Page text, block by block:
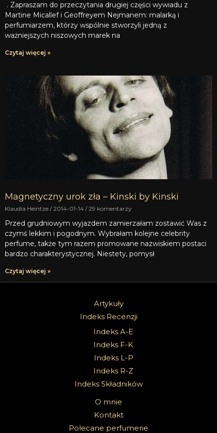
. Zapraszam do przeczytania drugiej części wywiadu z
Martine Micallef i Geoffreyem Nejmanem: malarką i
perfumiarzem, którzy wspólnie stworzyli jedną z
ważniejszych niszowych marek na
Czytaj więcej »
Magnetyczny urok zła – Kinski by Kinski
Klaudia Heintze 2014-01-14 29 komentarzy
Przed grudniowym wyjazdem zamierzałam zostawić Was z
czymś lekkim i pogodnym. Wybrałam kolejne celebrity
perfume, także tym razem promowane nazwiskiem postaci
bardzo charakterystycznej. Niestety, pomysł
Czytaj więcej »
Artykuły
Indeks Recenzji
Indeks A-E
Indeks F-K
Indeks L-P
Indeks R-Z
Indeks Składników
O mnie
Kontakt
Polecane perfumerie